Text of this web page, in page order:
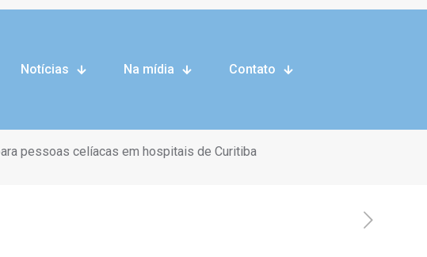
Notícias Na mídia Contato
modelo de
pessoas celíacas em hospitais de Curitiba